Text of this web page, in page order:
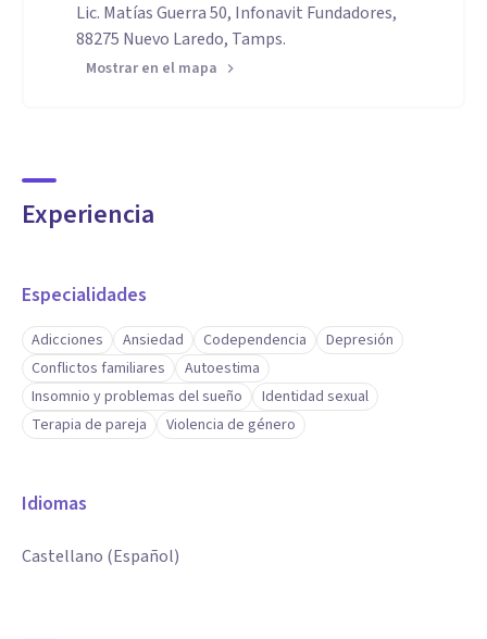
Lic. Matías Guerra 50, Infonavit Fundadores,
88275 Nuevo Laredo, Tamps.
Mostrar en el mapa
Experiencia
Especialidades
Adicciones Ansiedad Codependencia
Depresión
Conflictos familiares
Autoestima
Insomnio y problemas del sueño
Identidad sexual
Terapia de pareja
Violencia de género
Idiomas
Castellano (Español)